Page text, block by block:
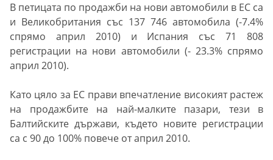
В петицата по продажби на нови автомобили в ЕС са
и Великобритания със 137 746 автомобила (-7.4%
спрямо април 2010) и Испания със 71 808
регистрации на нови автомобили (- 23.3% спрямо
април 2010).
Като цяло за ЕС прави впечатление високият растеж
на продажбите на най-малките пазари, тези в
Балтийските държави, където новите регистрации
са с 90 до 100% повече от април 2010.